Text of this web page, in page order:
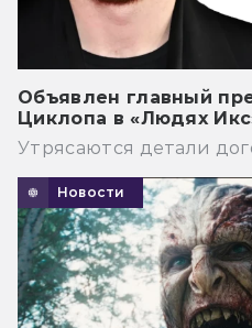
Объявлен главный
Циклопа в «Людях
Утрясаются детали
Новости